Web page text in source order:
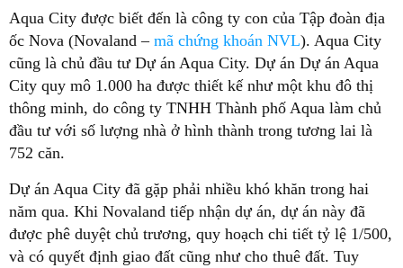
Aqua City được biết đến là công ty con của Tập đoàn địa
ốc Nova (Novaland – mã chứng khoán NVL). Aqua City
cũng là chủ đầu tư Dự án Aqua City. Dự án Dự án Aqua
City quy mô 1.000 ha được thiết kế như một khu đô thị
thông minh, do công ty TNHH Thành phố Aqua làm chủ
đầu tư với số lượng nhà ở hình thành trong tương lai là
752 căn.
Dự án Aqua City đã gặp phải nhiều khó khăn trong hai
năm qua. Khi Novaland tiếp nhận dự án, dự án này đã
được phê duyệt chủ trương, quy hoạch chi tiết tỷ lệ 1/500,
và có quyết định giao đất cũng như cho thuê đất. Tuy